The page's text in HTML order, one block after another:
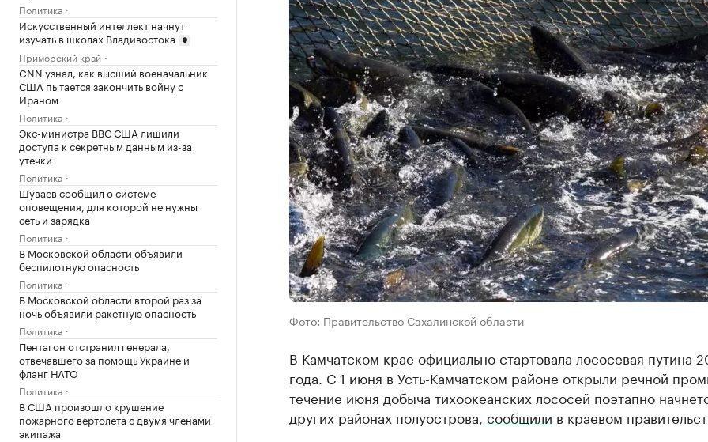
Политика
Искусственный интеллект начнут
изучать в школах Владивостока
Приморский край
CNN узнал, как высший военачальник
США пытается закончить войну с
Ираном
Политика
Экс-министра ВВС США лишили
доступа к секретным данным из-за
утечки
Политика
Шуваев сообщил о системе
оповещения, для которой не нужны
сеть и зарядка
Политика
В Московской области объявили
беспилотную опасность
Политика
В Московской области второй раз за
ночь объявили ракетную опасность
Политика
Пентагон отстранил генерала,
отвечавшего за помощь Украине и
фланг НАТО
Политика
В США произошло крушение
пожарного вертолета с двумя членами
экипажа
Фото: Правительство Сахалинской области
В Камчатском крае официально стартовала лососевая путина
года. С 1 июня в Усть-Камчатском районе открыли речной
течение июня добыча тихоокеанских лососей поэтапно
других районах полуострова, сообщили в краевом